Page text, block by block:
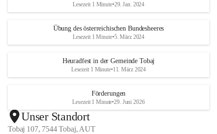
Lesezeit 1 Minute•29. Jan. 2024
Übung des österreichischen Bundesheeres
Lesezeit 1 Minute•5. März 2024
Heuradfest in der Gemeinde Tobaj
Lesezeit 1 Minute•11. März 2024
Förderungen
Lesezeit 1 Minute•29. Juni 2026
Unser Standort
Tobaj 107, 7544 Tobaj, AUT